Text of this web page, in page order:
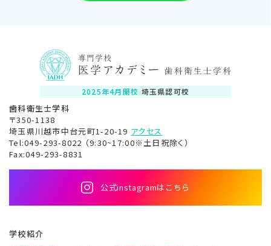
2025年4月開校 埼玉県認可校
歯科衛生士学科
〒350-1138
埼玉県川越市中台元町1-20-19 アクセス
Tel:049-293-8022 （9:30~17:00※土日祝除く）
Fax:049-293-8831
公式instagramはこちら
学校紹介